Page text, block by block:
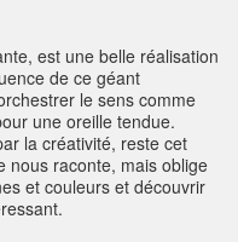
est une belle réalisation
de ce géant
le sens comme
une oreille tendue.
la créativité, reste cet
nous raconte, mais oblige
et couleurs et découvrir